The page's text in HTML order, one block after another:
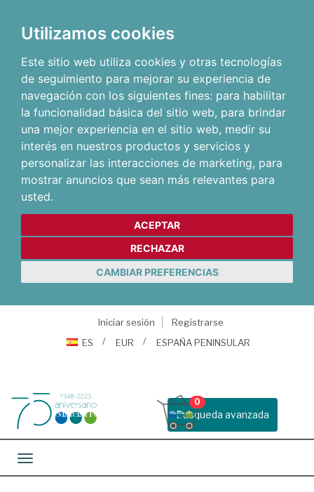
Utilizamos cookies
Este sitio web utiliza cookies y otras tecnologías
de seguimiento para mejorar su experiencia de
navegación con los siguientes fines: para habilitar
la funcionalidad básica del sitio web, para brindar
una mejor experiencia en el sitio web, medir su
interés en nuestros productos y servicios y
personalizar las interacciones de marketing, para
mostrar anuncios que sean más relevantes para
usted.
ACEPTAR
RECHAZAR
CAMBIAR PREFERENCIAS
Iniciar sesión
Registrarse
ES
EUR ESPAÑA PENINSULAR
Busqueda avanzada
0
Toggle navigation